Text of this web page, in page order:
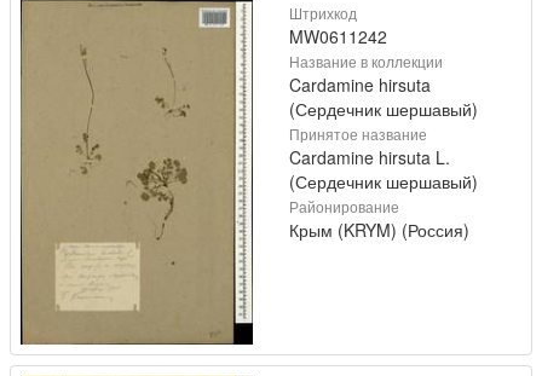
Штрихкод
MW0611242
Название в коллекции
Cardamine hirsuta
(Сердечник шершавый)
Принятое название
Cardamine hirsuta L.
(Сердечник шершавый)
Районирование
Крым (KRYM) (Россия)